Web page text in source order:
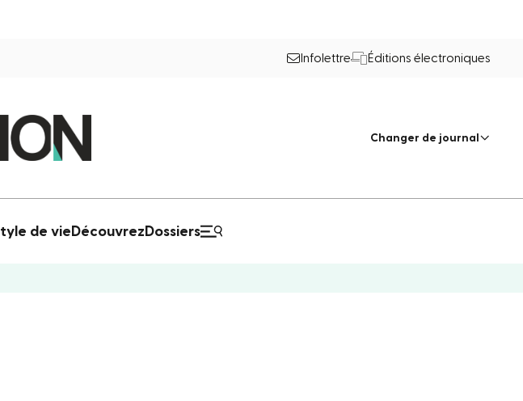
Infolettre Éditions électroniques
Changer de journal
de vie Découvrez Dossiers